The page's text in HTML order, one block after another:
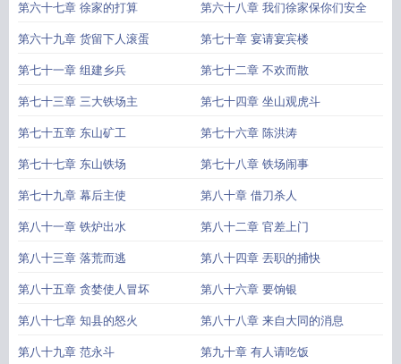
第六十七章 徐家的打算 第六十八章 我们徐家保你们安全
第六十九章 货留下人滚蛋 第七十章 宴请宴宾楼
第七十一章 组建乡兵 第七十二章 不欢而散
第七十三章 三大铁场主 第七十四章 坐山观虎斗
第七十五章 东山矿工 第七十六章 陈洪涛
第七十七章 东山铁场 第七十八章 铁场闹事
第七十九章 幕后主使 第八十章 借刀杀人
第八十一章 铁炉出水 第八十二章 官差上门
第八十三章 落荒而逃 第八十四章 丟职的捕快
第八十五章 贪婪使人冒坏 第八十六章 要饷银
第八十七章 知县的怒火 第八十八章 来自大同的消息
第八十九章 范永斗 第九十章 有人请吃饭